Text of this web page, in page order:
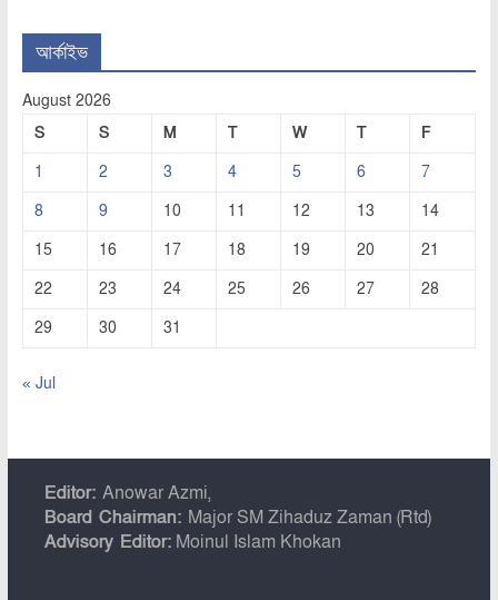
আর্কাইভ
August 2026
S
S M T W T
F
1
2 3 4 5 6
7
8
9 10 11 12 13
14
15
16 17 18 19 20
21
22
23 24 25 26 27
28
29
30 31
« Jul
Editor: Anowar Azmi,
Board Chairman: Major SM Zihaduz Zaman (Rtd)
Advisory Editor:Moinul Islam Khokan